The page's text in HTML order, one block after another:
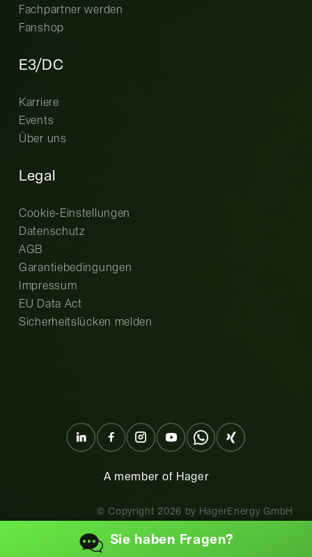
Fachpartner werden
Fanshop
E3/DC
Karriere
Events
Über uns
Legal
Cookie-Einstellungen
Datenschutz
AGB
Garantiebedingungen
Impressum
EU Data Act
Sicherheitslücken melden
A member of Hager
© Copyright 2026 by HagerEnergy GmbH
Sie haben Fragen?